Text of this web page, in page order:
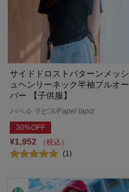
サイドドロストパターンメッシ
ュヘンリーネック半袖プルオー
バー 【子供服】
パペル ラピス/Papel lapiz
30%OFF
¥1,952
（税込）
(1)